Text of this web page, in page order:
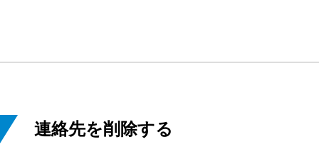
連絡先を削除する